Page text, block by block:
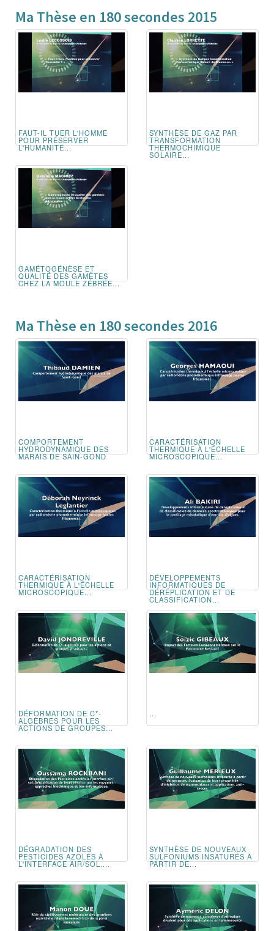
Ma Thèse en 180 secondes 2015
FAUT-IL TUER L'HOMME
POUR PRÉSERVER
L'HUMANITÉ...
SYNTHÈSE DE GAZ PAR
TRANSFORMATION
THERMOCHIMIQUE
SOLAIRE...
GAMÉTOGÉNÈSE ET
QUALITÉ DES GAMÈTES
CHEZ LA MOULE ZÉBRÉE...
Ma Thèse en 180 secondes 2016
COMPORTEMENT
HYDRODYNAMIQUE DES
MARAIS DE SAIN-GOND
CARACTÉRISATION
THERMIQUE À L'ÉCHELLE
MICROSCOPIQUE...
CARACTÉRISATION
THERMIQUE À L'ÉCHELLE
MICROSCOPIQUE...
DÉVELOPPEMENTS
INFORMATIQUES DE
DÉRÉPLICATION ET DE
CLASSIFICATION...
DÉFORMATION DE C*-
ALGÈBRES POUR LES
ACTIONS DE GROUPES...
...
DÉGRADATION DES
PESTICIDES AZOLÉS À
L'INTERFACE AIR/SOL....
SYNTHÈSE DE NOUVEAUX
SULFONIUMS INSATURÉS À
PARTIR DE...